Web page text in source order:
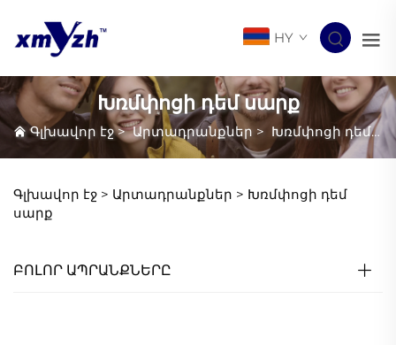
HY
Խռմփոցի դեմ սարք
Գլխավոր էջ>Արտադրանքներ > Խռմփոցի դեմ սարք
Գլխավոր էջ > Արտադրանքներ > Խռմփոցի դեմ
սարք
ԲՈԼՈՐ ԱՊՐԱՆՔՆԵՐԸ